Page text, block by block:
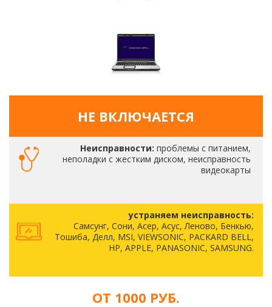
НЕ ВКЛЮЧАЕТСЯ
Неисправности: проблемы с питанием,
неполадки с жестким диском, неисправность
видеокарты
устраняем неисправность:
Самсунг, Сони, Асер, Асус, Леново, Бенкью,
Тошиба, Делл, MSI, VIEWSONIC, PACKARD BELL,
HP, APPLE, PANASONIC, SAMSUNG.
ОТ 1000 РУБ.